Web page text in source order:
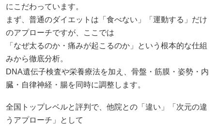
にこだわっています。
まず、普通のダイエットは「食べない」「運動する」だけ
のアプローチですが、ここでは
「なぜ太るのか・痛みが起こるのか」という根本的な仕組
みから徹底分析。
DNA遺伝子検査や栄養療法を加え、骨盤・筋膜・姿勢・内
臓・自律神経・腸を同時に調整します。
全国トップレベルと評判で、他院との「違い」「次元の違
うアプローチ」として